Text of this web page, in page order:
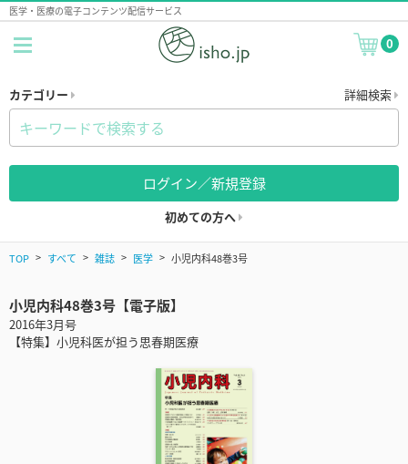
医学・医療の電子コンテンツ配信サービス
0
カテゴリー 詳細検索
ログイン／新規登録
初めての方へ
TOP すべて 雑誌 医学 小児内科48巻3号
小児内科48巻3号【電子版】
2016年3月号
【特集】小児科医が担う思春期医療